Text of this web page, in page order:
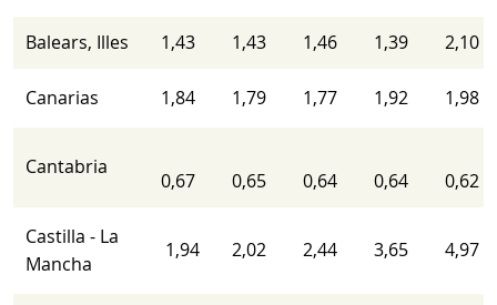
Balears, Illes 1,43 1,43 1,46 1,39 2,10
Canarias 1,84 1,79 1,77 1,92 1,98
Cantabria
0,67 0,65 0,64 0,64 0,62
Castilla - La
Mancha
1,94 2,02 2,44 3,65 4,97